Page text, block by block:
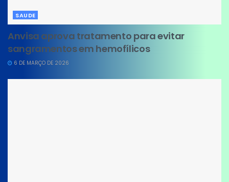
SAUDE
Anvisa aprova tratamento para evitar
sangramentos em hemofílicos
6 DE MARÇO DE 2026